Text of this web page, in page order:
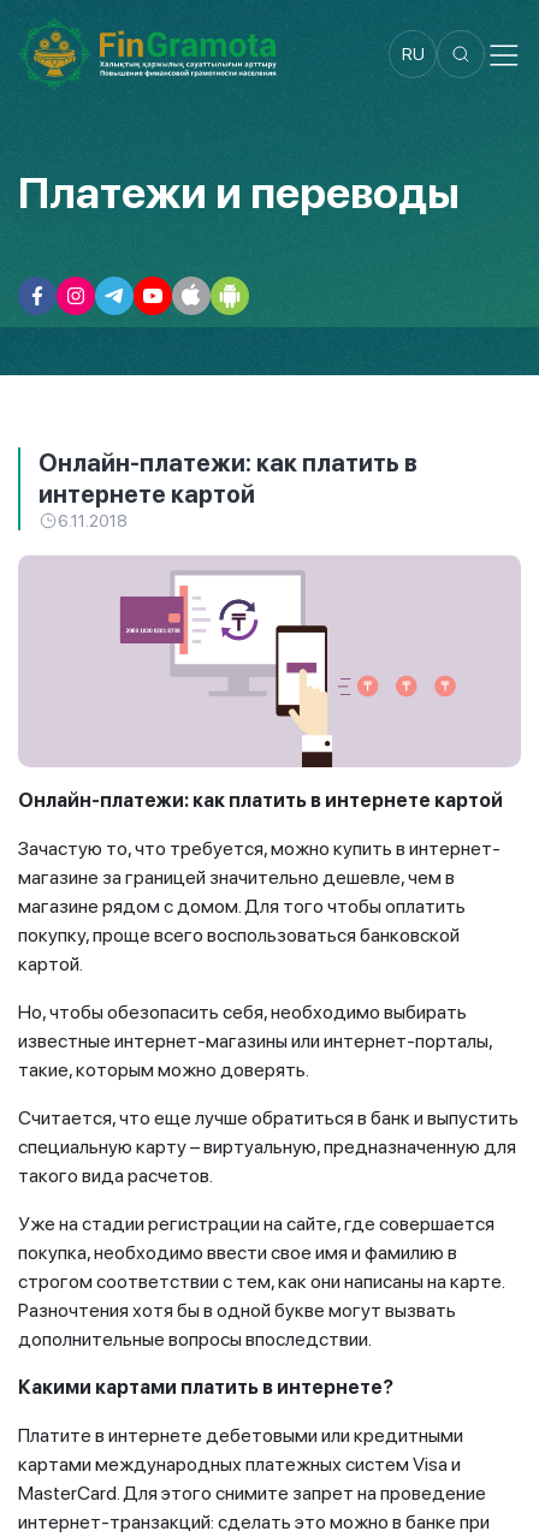
RU
Платежи и переводы
Онлайн-платежи: как платить в
интернете картой
6.11.2018
Онлайн-платежи: как платить в интернете картой
Зачастую то, что требуется, можно купить в интернет-
магазине за границей значительно дешевле, чем в
магазине рядом с домом. Для того чтобы оплатить
покупку, проще всего воспользоваться банковской
картой.
Но, чтобы обезопасить себя, необходимо выбирать
известные интернет-магазины или интернет-порталы,
такие, которым можно доверять.
Считается, что еще лучше обратиться в банк и выпустить
специальную карту – виртуальную, предназначенную для
такого вида расчетов.
Уже на стадии регистрации на сайте, где совершается
покупка, необходимо ввести свое имя и фамилию в
строгом соответствии с тем, как они написаны на карте.
Разночтения хотя бы в одной букве могут вызвать
дополнительные вопросы впоследствии.
Какими картами платить в интернете?
Платите в интернете дебетовыми или кредитными
картами международных платежных систем Visa и
MasterCard. Для этого снимите запрет на проведение
интернет-транзакций: сделать это можно в банке при